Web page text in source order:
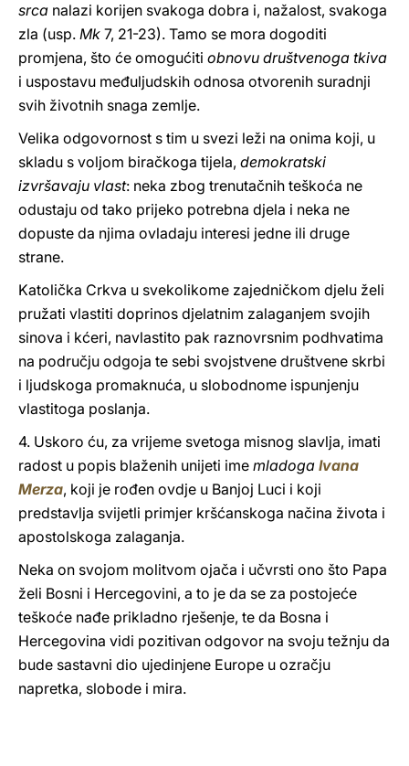
srca nalazi korijen svakoga dobra i, nažalost, svakoga
zla (usp. Mk 7, 21-23). Tamo se mora dogoditi
promjena, što će omogućiti obnovu društvenoga tkiva
i uspostavu međuljudskih odnosa otvorenih suradnji
svih životnih snaga zemlje.
Velika odgovornost s tim u svezi leži na onima koji, u
skladu s voljom biračkoga tijela, demokratski
izvršavaju vlast: neka zbog trenutačnih teškoća ne
odustaju od tako prijeko potrebna djela i neka ne
dopuste da njima ovladaju interesi jedne ili druge
strane.
Katolička Crkva u svekolikome zajedničkom djelu želi
pružati vlastiti doprinos djelatnim zalaganjem svojih
sinova i kćeri, navlastito pak raznovrsnim podhvatima
na području odgoja te sebi svojstvene društvene skrbi
i ljudskoga promaknuća, u slobodnome ispunjenju
vlastitoga poslanja.
4. Uskoro ću, za vrijeme svetoga misnog slavlja, imati
radost u popis blaženih unijeti ime mladoga Ivana
Merza, koji je rođen ovdje u Banjoj Luci i koji
predstavlja svijetli primjer kršćanskoga načina života i
apostolskoga zalaganja.
Neka on svojom molitvom ojača i učvrsti ono što Papa
želi Bosni i Hercegovini, a to je da se za postojeće
teškoće nađe prikladno rješenje, te da Bosna i
Hercegovina vidi pozitivan odgovor na svoju težnju da
bude sastavni dio ujedinjene Europe u ozračju
napretka, slobode i mira.